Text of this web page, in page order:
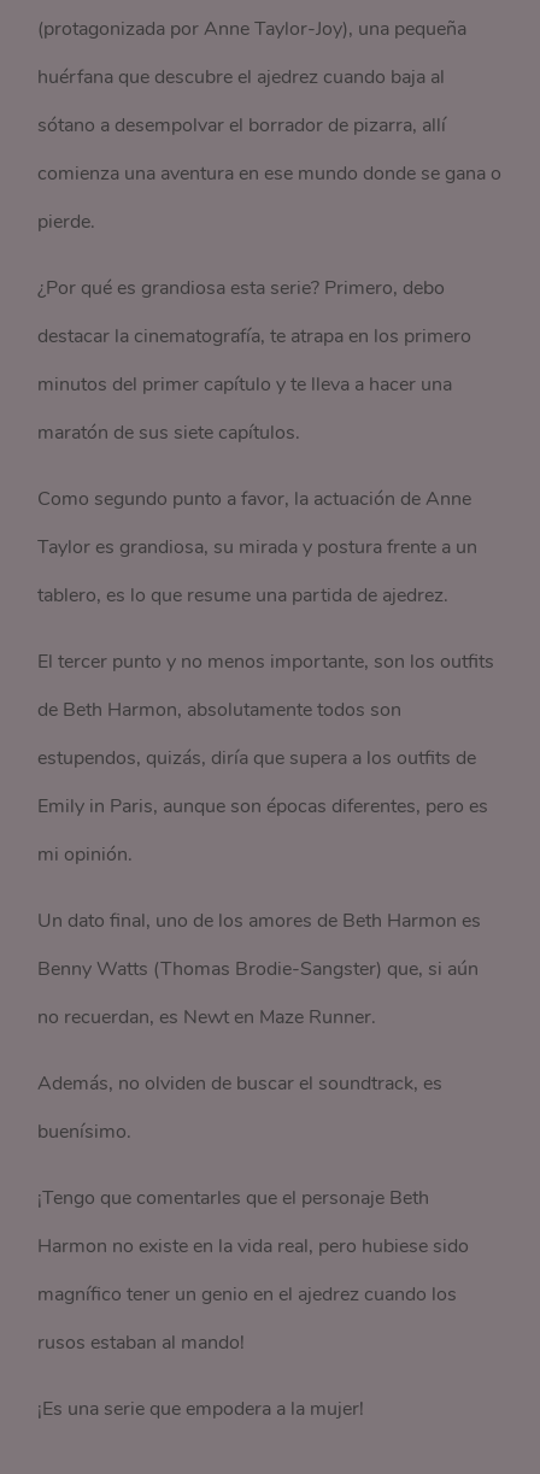
(protagonizada por Anne Taylor-Joy), una pequeña
huérfana que descubre el ajedrez cuando baja al
sótano a desempolvar el borrador de pizarra, allí
comienza una aventura en ese mundo donde se gana o
pierde.
¿Por qué es grandiosa esta serie? Primero, debo
destacar la cinematografía, te atrapa en los primero
minutos del primer capítulo y te lleva a hacer una
maratón de sus siete capítulos.
Como segundo punto a favor, la actuación de Anne
Taylor es grandiosa, su mirada y postura frente a un
tablero, es lo que resume una partida de ajedrez.
El tercer punto y no menos importante, son los outfits
de Beth Harmon, absolutamente todos son
estupendos, quizás, diría que supera a los outfits de
Emily in Paris, aunque son épocas diferentes, pero es
mi opinión.
Un dato final, uno de los amores de Beth Harmon es
Benny Watts (Thomas Brodie-Sangster) que, si aún
no recuerdan, es Newt en Maze Runner.
Además, no olviden de buscar el soundtrack, es
buenísimo.
¡Tengo que comentarles que el personaje Beth
Harmon no existe en la vida real, pero hubiese sido
magnífico tener un genio en el ajedrez cuando los
rusos estaban al mando!
¡Es una serie que empodera a la mujer!